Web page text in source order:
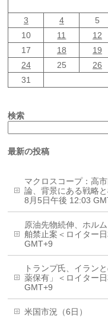
3
4 5
10
11 12
17
18 19
24
25 26
31
検索
最新の投稿
マクロスコープ：高
論、背景にある戦略
8月5日午後 12:03
原油先物続伸、ホル
舶禁止案＜ロイター
GMT+9
トランプ氏、イラン
薬保有」＜ロイター
GMT+9
米国市況（6日）